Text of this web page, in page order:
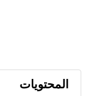
المحتويات